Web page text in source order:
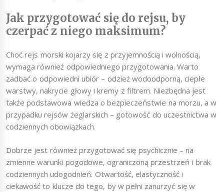
Jak przygotować się do rejsu, by
czerpać z niego maksimum?
Choć rejs morski kojarzy się z przyjemnością i wolnością,
wymaga również odpowiedniego przygotowania. Warto
zadbać o odpowiedni ubiór – odzież wodoodporną, ciepłe
warstwy, nakrycie głowy i kremy z filtrem. Niezbędna jest
także podstawowa wiedza o bezpieczeństwie na morzu, a w
przypadku rejsów żeglarskich – gotowość do uczestnictwa w
codziennych obowiązkach.
Dobrze jest również przygotować się psychicznie – na
zmienne warunki pogodowe, ograniczoną przestrzeń i brak
codziennych udogodnień. Otwartość, elastyczność i
ciekawość to klucze do tego, by w pełni zanurzyć się w